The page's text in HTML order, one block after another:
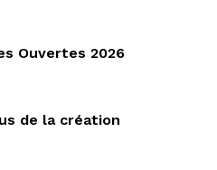
Ouvertes 2026
de la création